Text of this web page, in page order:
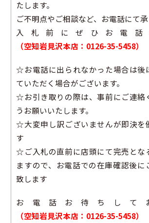
たします。
ご不明点やご相談など、お電話にて承
入札前にぜひお電話
（空知岩見沢本店：0126-35-5458）
☆お電話に出られなかった場合は後
ていただく場合がございます。
☆お引き取りの際は、事前にご連絡
うお願いいたします。
☆大変申し訳ございませんが即決を
す
☆ご入札の直前に店頭にて完売とな
ますので、お電話での在庫確認後に
致します
お電話お待ちして
（空知岩見沢本店：0126-35-5458）